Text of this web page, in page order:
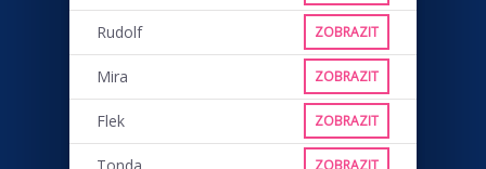
Rudolf ZOBRAZIT
Mira ZOBRAZIT
Flek ZOBRAZIT
ZOBRAZIT